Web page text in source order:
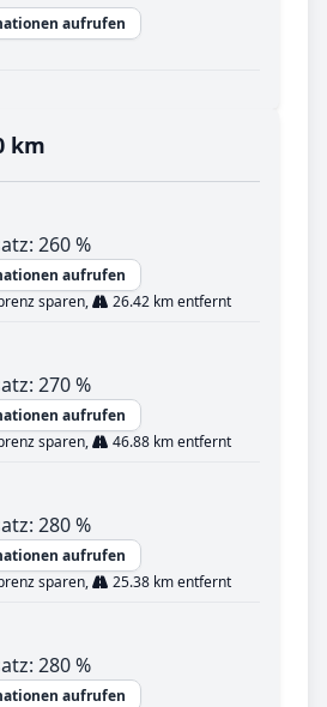
aufrufen
km
260 %
aufrufen
sparen,
26.42 km entfernt
270 %
aufrufen
sparen,
46.88 km entfernt
280 %
aufrufen
sparen,
25.38 km entfernt
280 %
aufrufen